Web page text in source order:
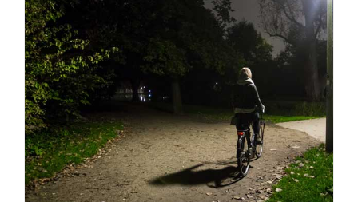
3 tips om goed zichtbaar te
zijn dit najaar
nieuws